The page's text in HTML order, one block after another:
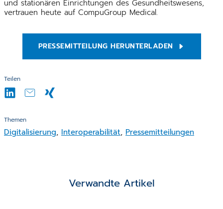
Teilen
Themen
Digitalisierung, Interoperabilität, Pressemitteilungen
und stationären Einrichtungen des Gesundheitswesens,
vertrauen heute auf CompuGroup Medical.
PRESSEMITTEILUNG HERUNTERLADEN
Verwandte Artikel